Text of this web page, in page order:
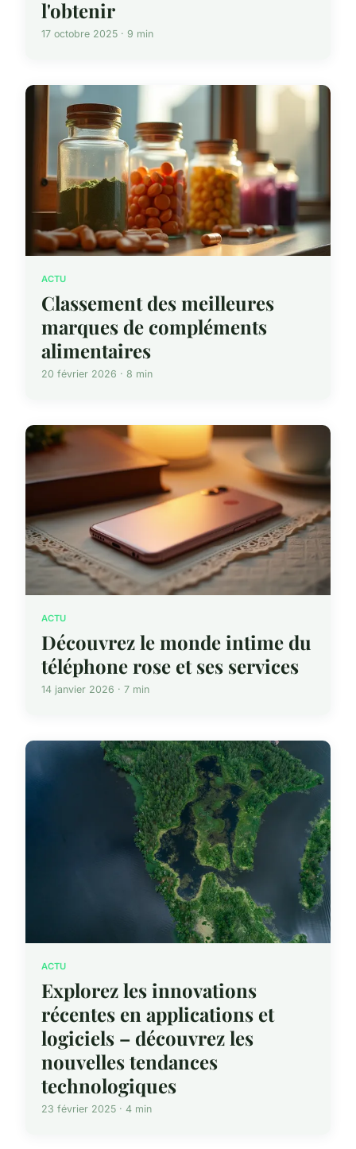
l'obtenir
17 octobre 2025 · 9 min
ACTU
Classement des meilleures
marques de compléments
alimentaires
20 février 2026 · 8 min
ACTU
Découvrez le monde intime du
téléphone rose et ses services
14 janvier 2026 · 7 min
ACTU
Explorez les innovations
récentes en applications et
logiciels – découvrez les
nouvelles tendances
technologiques
23 février 2025 · 4 min